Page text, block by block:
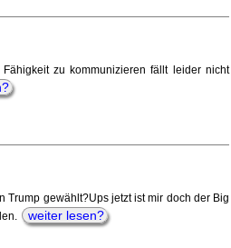
zu kommunizieren fällt leider nicht
Trump gewählt?Ups jetzt ist mir doch der Big
weiter lesen?